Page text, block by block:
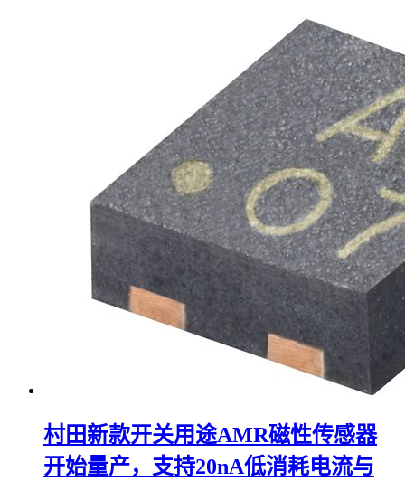
村田新款开关用途AMR磁性传感器
开始量产，支持20nA低消耗电流与